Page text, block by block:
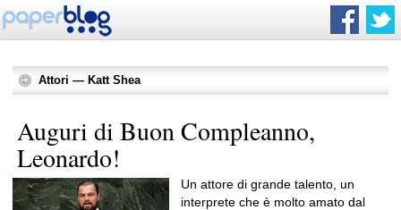
Attori — Katt Shea
Auguri di Buon Compleanno,
Leonardo!
Un attore di grande talento, un
interprete che è molto amato dal